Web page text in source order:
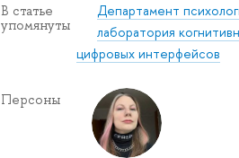
В статье
упомянуты
Департамент
лаборатория
цифровых интерфейсов
Персоны